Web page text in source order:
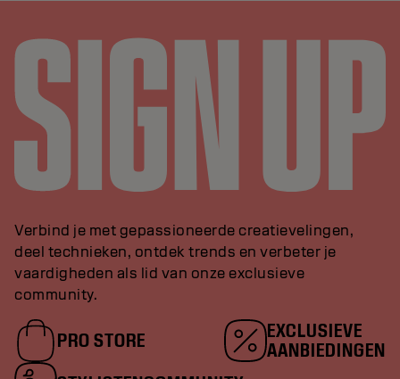
Verbind je met gepassioneerde creatievelingen,
deel technieken, ontdek trends en verbeter je
vaardigheden als lid van onze exclusieve
community.
PRO STORE
EXCLUSIEVE
AANBIEDINGEN